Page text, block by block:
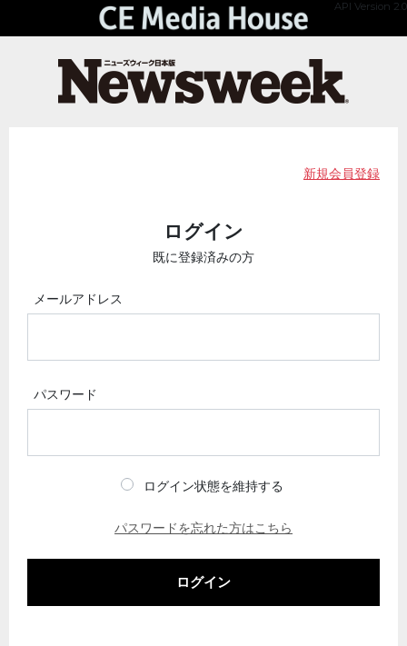
API Version 2.0
新規会員登録
ログイン
既に登録済みの方
メールアドレス
パスワード
ログイン状態を維持する
パスワードを忘れた方はこちら
ログイン